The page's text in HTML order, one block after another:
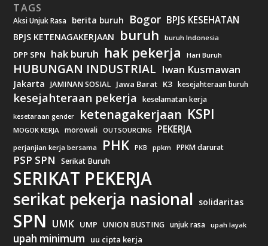
TAGS
Aksi Unjuk Rasa berita buruh Bogor BPJS KESEHATAN
BPJS KETENAGAKERJAAN buruh buruh Indonesia
DPP SPN hak buruh hak pekerja Hari Buruh
HUBUNGAN INDUSTRIAL Iwan Kusmawan
Jakarta JAMINAN SOSIAL Jawa Barat K3 kesejahteraan buruh
kesejahteraan pekerja keselamatan kerja
kesetaraan gender ketenagakerjaan KSPI
MOGOK KERJA morowali OUTSOURCING PEKERJA
perjanjian kerja bersama PHK PKB ppkm PPKM darurat
PSP SPN Serikat Buruh
SERIKAT PEKERJA
serikat pekerja nasional solidaritas
SPN UMK UMP UNION BUSTING unjuk rasa upah layak
upah minimum uu cipta kerja